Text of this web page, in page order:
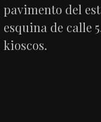
pavimento del
esquina de calle
kioscos.